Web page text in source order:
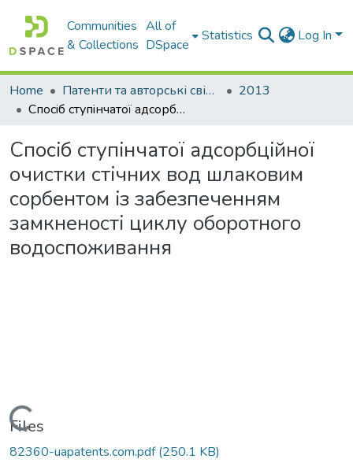
Communities
& Collections
All of
DSpace
Statistics Log In
Home Патенти та авторські свідоцтва
2013
Спосiб ступiнчатої адсорбцiйної очистки стiчних вод шлаковим сорбентом iз забезпеченням замкненостi циклу оборотного водоспоживання
Спосiб ступiнчатої адсорбцiйної
очистки стiчних вод шлаковим
сорбентом iз забезпеченням
замкненостi циклу оборотного
водоспоживання
Loading...
Files
82360-uapatents.com.pdf(250.1 KB)